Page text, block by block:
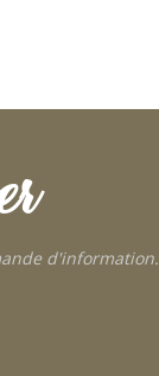
d'information.